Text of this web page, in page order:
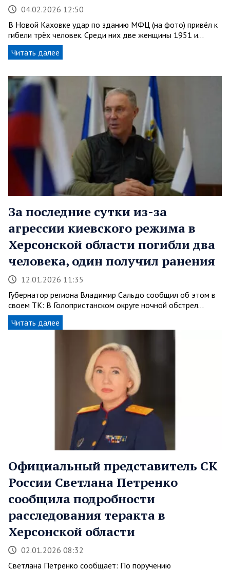
04.02.2026 12:50
В Новой Каховке удар по зданию МФЦ (на фото) привёл к
гибели трёх человек. Среди них две женщины 1951 и…
Читать далее
За последние сутки из-за
агрессии киевского режима в
Херсонской области погибли два
человека, один получил ранения
12.01.2026 11:35
Губернатор региона Владимир Сальдо сообщил об этом в
своем ТК: В Голопристанском округе ночной обстрел…
Читать далее
Официальный представитель СК
России Светлана Петренко
сообщила подробности
расследования теракта в
Херсонской области
02.01.2026 08:32
Светлана Петренко сообщает: По поручению